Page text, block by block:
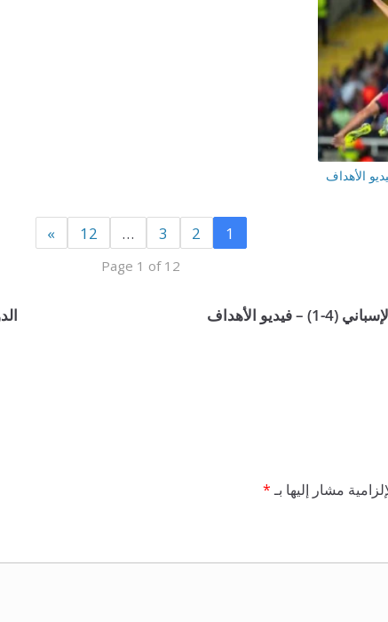
1
2
3
…
12
»
Page 1 of 12
الأهداف
مشار إليها بـ*